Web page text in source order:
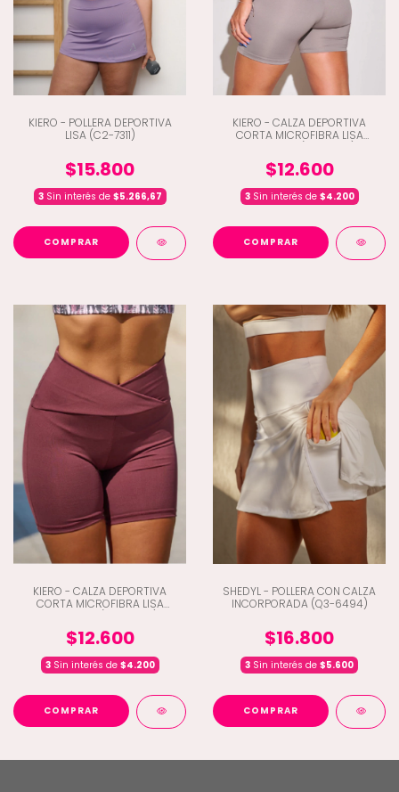
KIERO - POLLERA DEPORTIVA
LISA (C2-7311)
$15.800
3Sin interés de $5.266,67
COMPRAR
KIERO - CALZA DEPORTIVA
CORTA MICROFIBRA LISA
$12.600
3Sin interés de $4.200
COMPRAR
KIERO - CALZA DEPORTIVA
CORTA MICROFIBRA LISA
$12.600
3Sin interés de $4.200
COMPRAR
SHEDYL - POLLERA CON CALZA
INCORPORADA (Q3-6494)
$16.800
3 Sin interés de $5.600
COMPRAR